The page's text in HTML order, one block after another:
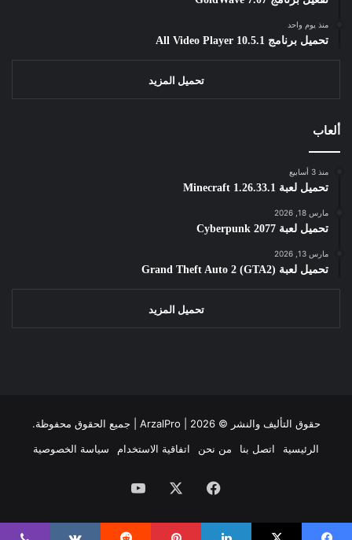
منذ يوم واحد
تحميل برنامج All Video Player 10.5.1
تحميل المزيد
ألعاب
منذ 3 أسابيع
تحميل لعبة Minecraft 1.26.33.1
مارس 18, 2026
تحميل لعبة Cyberpunk 2077
مارس 13, 2026
تحميل لعبة Grand Theft Auto 2 (GTA2)
تحميل المزيد
حقوق التأليف والنشر © ArzalPro | 2026 | جميع الحقوق محفوظة.
الرئيسية
اتصل بنا من نحن اتفاقية الاستخدام سياسة الخصوصية
فيسبوك ‫YouTube